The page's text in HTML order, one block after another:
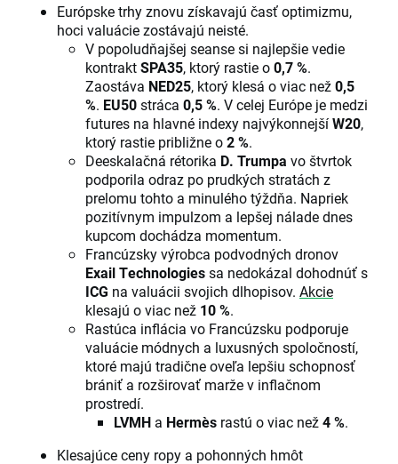
Európske trhy znovu získavajú časť optimizmu,
hoci valuácie zostávajú neisté.
V popoludňajšej seanse si najlepšie vedie
kontraktSPA35, ktorý rastie o0,7 %.
Zaostáva NED25, ktorý klesá o viac než0,5
%. EU50stráca 0,5 %. V celej Európe je medzi
futures na hlavné indexy najvýkonnejšíW20,
ktorý rastie približne o2 %.
Deeskalačná rétorika D. Trumpa vo štvrtok
podporila odraz po prudkých stratách z
prelomu tohto a minulého týždňa. Napriek
pozitívnym impulzom a lepšej nálade dnes
kupcom dochádza momentum.
Francúzsky výrobca podvodných dronov
Exail Technologiessa nedokázal dohodnúť s
ICG na valuácii svojich dlhopisov. Akcie
klesajú o viac než 10 %.
Rastúca inflácia vo Francúzsku podporuje
valuácie módnych a luxusných spoločností,
ktoré majú tradične oveľa lepšiu schopnosť
brániť a rozširovať marže v inflačnom
prostredí.
LVMH a Hermès rastú o viac než4 %.
Klesajúce ceny ropy a pohonných hmôt